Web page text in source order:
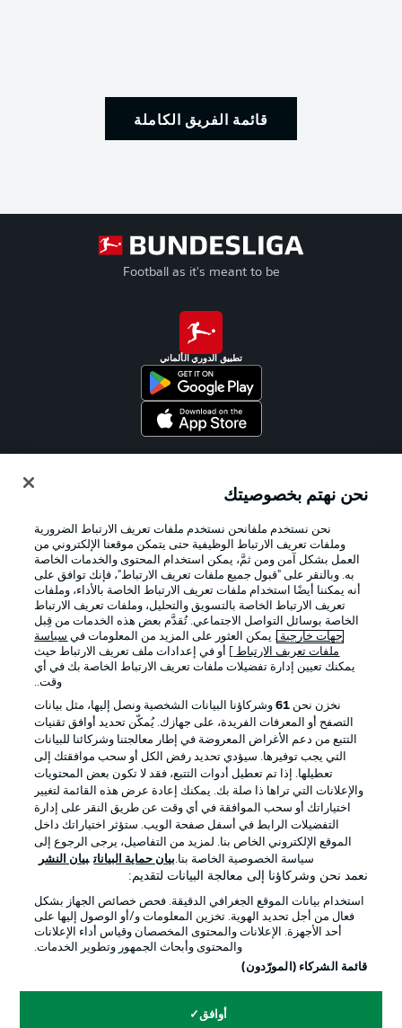
قائمة الفريق الكاملة
Football as it's meant to be
تطبيق الدوري الألماني
الإعلانات الإخطارات القانونية
شروط الاستخدام القنوات الناقلة
الوظائف جهة النشر
تواصل معنا اللاعبون
© 2026 Bundesliga-Gruppe GmbH
نحن نهتم بخصوصيتك
نحن نستخدم ملفانحن نستخدم ملفات تعريف الارتباط الضرورية
وملفات تعريف الارتباط الوظيفية حتى يتمكن موقعنا الإلكتروني من
العمل بشكل آمن ومن ثمَّ، يمكن استخدام المحتوى والخدمات الخاصة
به. وبالنقر على "قبول جميع ملفات تعريف الارتباط"، فإنك توافق على
أنه يمكننا أيضًا استخدام ملفات تعريف الارتباط الخاصة بالأداء، وملفات
تعريف الارتباط الخاصة بالتسويق والتحليل، وملفات تعريف الارتباط
الخاصة بوسائل التواصل الاجتماعي. تُقدَّم بعض هذه الخدمات من قِبل
جهات خارجية . يمكن العثور على المزيد من المعلومات في سياسة
ملفات تعريف الارتباط
] أو في إعدادات ملف تعريف الارتباط حيث
يمكنك تعيين إدارة تفضيلات ملفات تعريف الارتباط الخاصة بك في أي
وقت..
نخزن نحن 61وشركاؤنا البيانات الشخصية ونصل إليها، مثل بيانات
التصفح أو المعرفات الفريدة، على جهازك. يُمكّن تحديد أوافق تقنيات
التتبع من دعم الأغراض المعروضة في إطار معالجتنا وشركائنا للبيانات
التي يجب توفيرها. سيؤدي تحديد رفض الكل أو سحب موافقتك إلى
تعطيلها. إذا تم تعطيل أدوات التتبع، فقد لا تكون بعض المحتويات
والإعلانات التي تراها ذا صلة بك. يمكنك إعادة عرض هذه القائمة لتغيير
اختياراتك أو سحب الموافقة في أي وقت عن طريق النقر على إدارة
التفضيلات الرابط في أسفل صفحة الويب. ستؤثر اختياراتك داخل
الموقع الإلكتروني الخاص بنا. لمزيد من التفاصيل، يرجى الرجوع إلى
سياسة الخصوصية الخاصة بنا.بيان حماية البيانات بيان النشر
نعمد نحن وشركاؤنا إلى معالجة البيانات لتقديم:
استخدام بيانات الموقع الجغرافي الدقيقة. فحص خصائص الجهاز بشكل
فعال من أجل تحديد الهوية. تخزين المعلومات و/أو الوصول إليها على
أحد الأجهزة. الإعلانات والمحتوى المخصصان وقياس أداء الإعلانات
والمحتوى وأبحاث الجمهور وتطوير الخدمات.
قائمة الشركاء (المورّدون)
أوافق